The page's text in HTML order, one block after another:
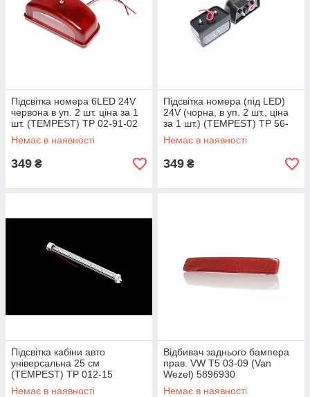
Підсвітка номера 6LED 24V
червона в уп. 2 шт. ціна за 1
шт. (TEMPEST) TP 02-91-02
Немає в наявності
349 ₴
Підсвітка номера (під LED)
24V (чорна, в уп. 2 шт., ціна
за 1 шт.) (TEMPEST) TP 56-
12-53
Немає в наявності
349 ₴
Підсвітка кабіни авто
універсальна 25 см
(TEMPEST) TP 012-15
Немає в наявності
Відбивач заднього бампера
прав. VW T5 03-09 (Van
Wezel) 5896930
Немає в наявності